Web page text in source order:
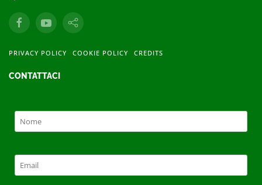
PRIVACY POLICY COOKIE POLICY CREDITS
CONTATTACI